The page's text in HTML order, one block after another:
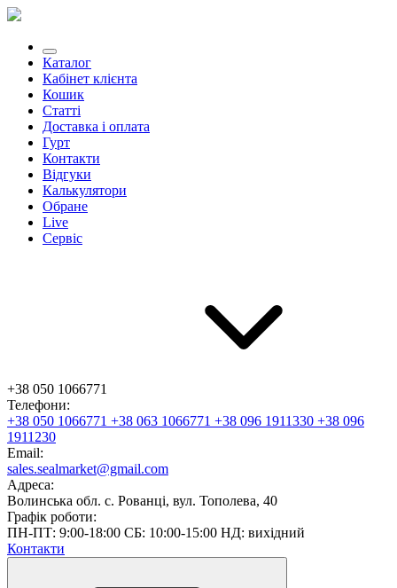
Каталог
Кабінет клієнта
Кошик
Статті
Доставка і оплата
Гурт
Контакти
Відгуки
Калькулятори
Обране
Live
Сервіс
+38 050 1066771
Телефони:
+38 050 1066771 +38 063 1066771 +38 096 1911330 +38 096
1911230
Email:
sales.sealmarket@gmail.com
Адреса:
Волинська обл. с. Рованці, вул. Тополева, 40
Графік роботи:
ПН-ПТ: 9:00-18:00 СБ: 10:00-15:00 НД: вихідний
Контакти